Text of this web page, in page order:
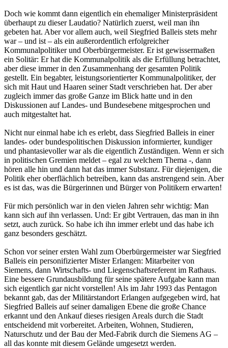
Doch wie kommt dann eigentlich ein ehemaliger Ministerpräsident
überhaupt zu dieser Laudatio? Natürlich zuerst, weil man ihn
gebeten hat. Aber vor allem auch, weil Siegfried Balleis stets mehr
war – und ist – als ein außerordentlich erfolgreicher
Kommunalpolitiker und Oberbürgermeister. Er ist gewissermaßen
ein Solitär: Er hat die Kommunalpolitik als die Erfüllung betrachtet,
aber diese immer in den Zusammenhang der gesamten Politik
gestellt. Ein begabter, leistungsorientierter Kommunalpolitiker, der
sich mit Haut und Haaren seiner Stadt verschrieben hat. Der aber
zugleich immer das große Ganze im Blick hatte und in den
Diskussionen auf Landes- und Bundesebene mitgesprochen und
auch mitgestaltet hat.
Nicht nur einmal habe ich es erlebt, dass Siegfried Balleis in einer
landes- oder bundespolitischen Diskussion informierter, kundiger
und phantasievoller war als die eigentlich Zuständigen. Wenn er sich
in politischen Gremien meldet – egal zu welchem Thema -, dann
hören alle hin und dann hat das immer Substanz. Für diejenigen, die
Politik eher oberflächlich betreiben, kann das anstrengend sein. Aber
es ist das, was die Bürgerinnen und Bürger von Politikern erwarten!
Für mich persönlich war in den vielen Jahren sehr wichtig: Man
kann sich auf ihn verlassen. Und: Er gibt Vertrauen, das man in ihn
setzt, auch zurück. So habe ich ihn immer erlebt und das habe ich
ganz besonders geschätzt.
Schon vor seiner ersten Wahl zum Oberbürgermeister war Siegfried
Balleis ein personifizierter Mister Erlangen: Mitarbeiter von
Siemens, dann Wirtschafts- und Liegenschaftsreferent im Rathaus.
Eine bessere Grundausbildung für seine spätere Aufgabe kann man
sich eigentlich gar nicht vorstellen! Als im Jahr 1993 das Pentagon
bekannt gab, das der Militärstandort Erlangen aufgegeben wird, hat
Siegfried Balleis auf seiner damaligen Ebene die große Chance
erkannt und den Ankauf dieses riesigen Areals durch die Stadt
entscheidend mit vorbereitet. Arbeiten, Wohnen, Studieren,
Naturschutz und der Bau der Med-Fabrik durch die Siemens AG –
all das konnte mit diesem Gelände umgesetzt werden.